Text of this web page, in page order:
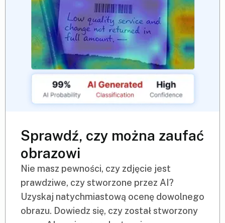
Sprawdź, czy można zaufać
obrazowi
Nie masz pewności, czy zdjęcie jest
prawdziwe, czy stworzone przez AI?
Uzyskaj natychmiastową ocenę dowolnego
obrazu. Dowiedz się, czy został stworzony